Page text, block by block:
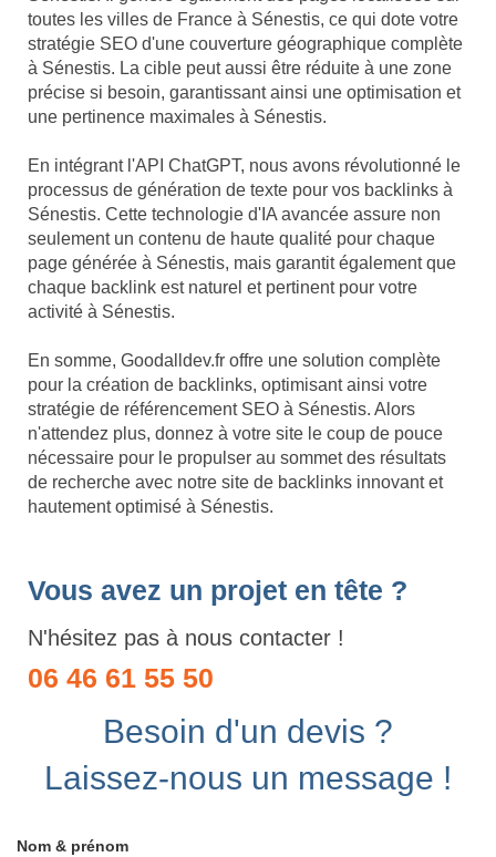
toutes les villes de France à Sénestis, ce qui dote votre
stratégie SEO d'une couverture géographique complète
à Sénestis. La cible peut aussi être réduite à une zone
précise si besoin, garantissant ainsi une optimisation et
une pertinence maximales à Sénestis.
En intégrant l'API ChatGPT, nous avons révolutionné le
processus de génération de texte pour vos backlinks à
Sénestis. Cette technologie d'IA avancée assure non
seulement un contenu de haute qualité pour chaque
page générée à Sénestis, mais garantit également que
chaque backlink est naturel et pertinent pour votre
activité à Sénestis.
En somme, Goodalldev.fr offre une solution complète
pour la création de backlinks, optimisant ainsi votre
stratégie de référencement SEO à Sénestis. Alors
n'attendez plus, donnez à votre site le coup de pouce
nécessaire pour le propulser au sommet des résultats
de recherche avec notre site de backlinks innovant et
hautement optimisé à Sénestis.
Vous avez un projet en tête ?
N'hésitez pas à nous contacter !
06 46 61 55 50
Besoin d'un devis ?
Laissez-nous un message !
Nom & prénom